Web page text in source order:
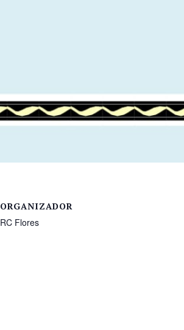
ORGANIZADOR
RC Flores